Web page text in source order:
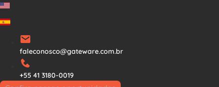
Ir
para
conteúdo
faleconosco@gateware.com.br
+55 41 3180-0019